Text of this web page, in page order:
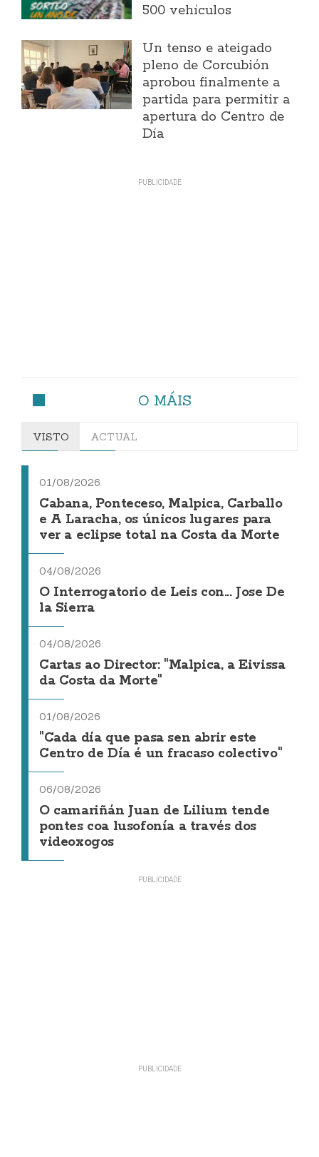
500 vehículos
Un tenso e ateigado
pleno de Corcubión
aprobou finalmente a
partida para permitir a
apertura do Centro de
Día
O MÁIS
VISTO ACTUAL
01/08/2026
Cabana, Ponteceso, Malpica, Carballo
e A Laracha, os únicos lugares para
ver a eclipse total na Costa da Morte
04/08/2026
O Interrogatorio de Leis con... Jose De
la Sierra
04/08/2026
Cartas ao Director: "Malpica, a Eivissa
da Costa da Morte"
01/08/2026
"Cada día que pasa sen abrir este
Centro de Día é un fracaso colectivo"
06/08/2026
O camariñán Juan de Lilium tende
pontes coa lusofonía a través dos
videoxogos